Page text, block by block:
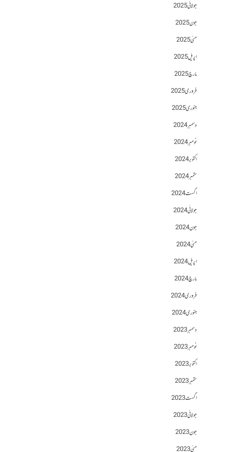
جولائی 2025
جون 2025
مئی 2025
اپریل 2025
مارچ 2025
فروری 2025
جنوری 2025
دسمبر 2024
نومبر 2024
اکتوبر 2024
ستمبر 2024
اگست 2024
جولائی 2024
جون 2024
مئی 2024
اپریل 2024
مارچ 2024
فروری 2024
جنوری 2024
دسمبر 2023
نومبر 2023
اکتوبر 2023
ستمبر 2023
اگست 2023
جولائی 2023
جون 2023